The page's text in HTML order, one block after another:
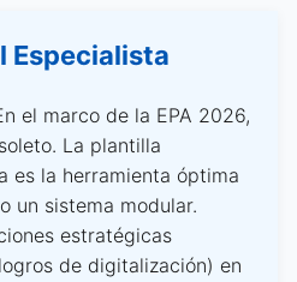
Especialista
el marco de la EPA 2026,
La plantilla
es la herramienta óptima
un sistema modular.
estratégicas
de digitalización) en